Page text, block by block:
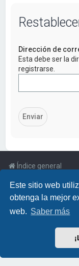
Este sitio web
obtenga la mejor
web. Saber más
Dirección de
Esta debe ser la
registrarse.
Índice general
Powered by phpBB
Traducción al